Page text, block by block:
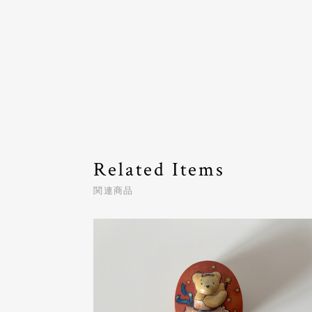
Related Items
関連商品